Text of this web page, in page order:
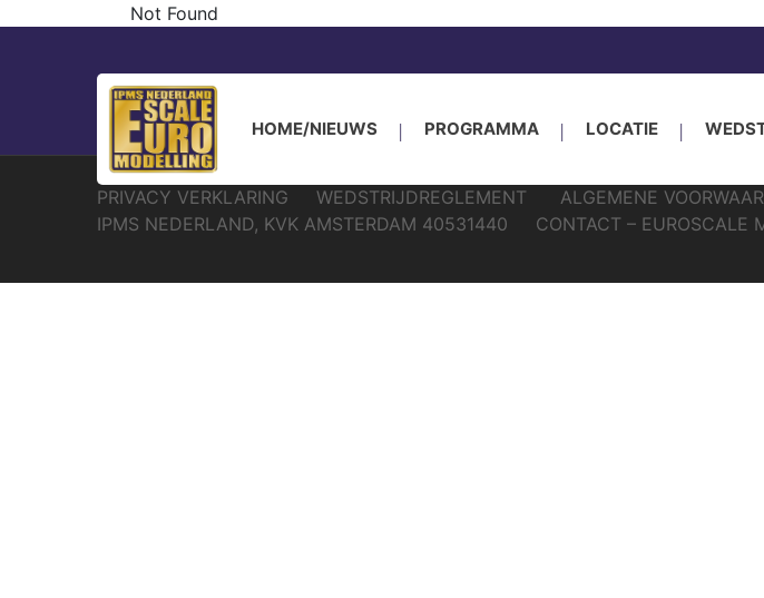
HOME/NIEUWS PROGRAMMA LOCATIE
Not Found
PRIVACY VERKLARING WEDSTRIJDREGLEMENT
ALGEMENE
IPMS NEDERLAND, KVK AMSTERDAM 40531440
CONTACT – EUROSCALE